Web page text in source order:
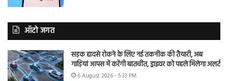
ऑटो जगत
सड़क हादसे रोकने के लिए नई तकनीक की तैयारी, अब
गाड़ियां आपस में करेंगी बातचीत, ड्राइवर को पहले मिलेगा अलर्ट
6 August 2026 - 5:33 PM